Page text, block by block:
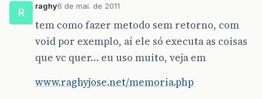
R
raghy6 de mai. de 2011
tem como fazer metodo sem retorno, com
void por exemplo, aí ele só executa as coisas
que vc quer… eu uso muito, veja em
www.raghyjose.net/memoria.php